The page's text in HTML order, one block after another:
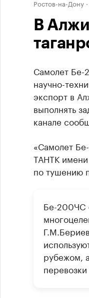
Ростов-на-Дону
В
Самолет Бе-
научно-
экспорт в
выполнять
канале
«Самолет
ТАНТК имени
по тушению
Бе-200ЧС
рубежом,
перевозки